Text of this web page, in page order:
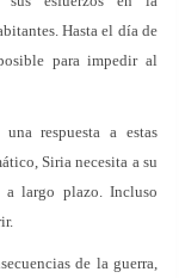
Hasta el día de
para impedir al
respuesta a estas
Siria necesita a su
a largo plazo. Incluso
de la guerra,